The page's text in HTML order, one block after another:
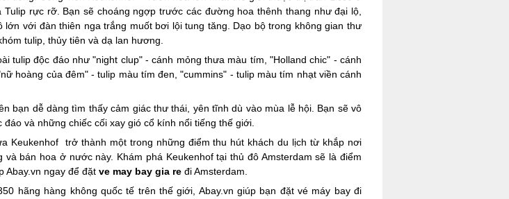
rực rỡ. Bạn sẽ choáng ngợp trước các đường hoa thênh thang như đại lộ,
với đàn thiên nga trắng muốt bơi lội tung tăng. Dạo bộ trong không gian thư
tulip, thủy tiên và dạ lan hương.
tulip độc đáo như "night clup" - cánh mỏng thưa màu tím, "Holland chic" - cánh
hoàng của đêm" - tulip màu tím đen, "cummins" - tulip màu tím nhạt viền cánh
bạn dễ dàng tìm thấy cảm giác thư thái, yên tĩnh dù vào mùa lễ hội. Bạn sẽ vô
và những chiếc cối xay gió cổ kính nổi tiếng thế giới.
Keukenhof trở thành một trong những điểm thu hút khách du lịch từ khắp nơi
bán hoa ở nước này. Khám phá Keukenhof tại thủ đô Amsterdam sẽ là điểm
Abay.vn ngay để đặt ve may bay gia re đi Amsterdam.
hãng hàng không quốc tế trên thế giới, Abay.vn giúp bạn đặt vé máy bay đi